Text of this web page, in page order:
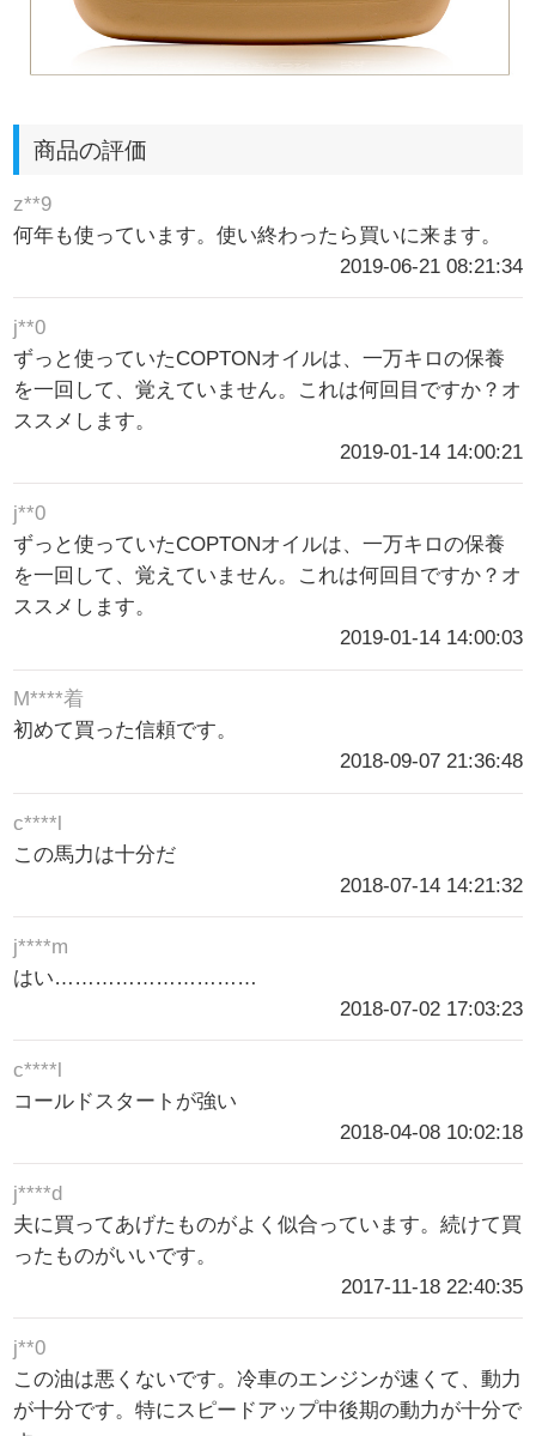
商品の評価
z**9
何年も使っています。使い終わったら買いに来ます。
2019-06-21 08:21:34
j**0
ずっと使っていたCOPTONオイルは、一万キロの保養
を一回して、覚えていません。これは何回目ですか？オ
ススメします。
2019-01-14 14:00:21
j**0
ずっと使っていたCOPTONオイルは、一万キロの保養
を一回して、覚えていません。これは何回目ですか？オ
ススメします。
2019-01-14 14:00:03
M****着
初めて買った信頼です。
2018-09-07 21:36:48
c****l
この馬力は十分だ
2018-07-14 14:21:32
j****m
はい…………………………
2018-07-02 17:03:23
c****l
コールドスタートが強い
2018-04-08 10:02:18
j****d
夫に買ってあげたものがよく似合っています。続けて買
ったものがいいです。
2017-11-18 22:40:35
j**0
この油は悪くないです。冷車のエンジンが速くて、動力
が十分です。特にスピードアップ中後期の動力が十分で